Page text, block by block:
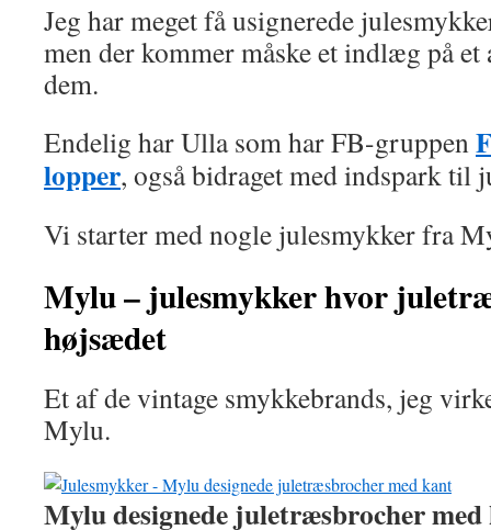
Jeg har meget få usignerede
men der kommer måske et indlæg på
dem.
Endelig har Ulla som har FB-gruppen
lopper, også bidraget med indspark til
Vi starter med nogle julesmykker fra
Mylu – julesmykker hvor
højsædet
Et af de vintage smykkebrands, jeg
Mylu.
Mylu designede juletræsbrocher